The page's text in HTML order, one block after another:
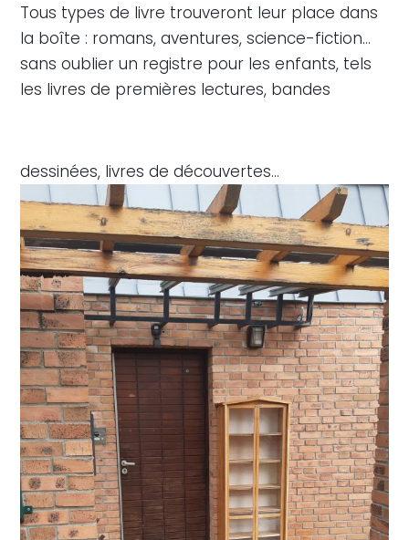
Tous types de livre trouveront leur place dans
la boîte : romans, aventures, science-fiction…
sans oublier un registre pour les enfants, tels
les livres de premières lectures, bandes
dessinées, livres de découvertes…